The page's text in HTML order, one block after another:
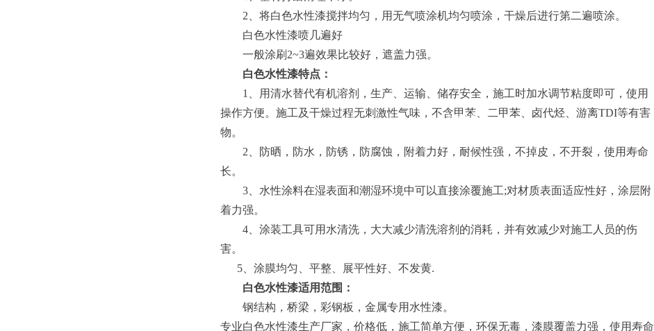
2、将白色水性漆搅拌均匀，用无气喷涂机均匀喷涂，干燥后进行第二遍喷涂。
白色水性漆喷几遍好
一般涂刷2~3遍效果比较好，遮盖力强。
白色水性漆特点：
1、用清水替代有机溶剂，生产、运输、储存安全，施工时加水调节粘度即可，使用
操作方便。施工及干燥过程无刺激性气味，不含甲苯、二甲苯、卤代烃、游离TDI等有害
物。
2、防晒，防水，防锈，防腐蚀，附着力好，耐候性强，不掉皮，不开裂，使用寿命
长。
3、水性涂料在湿表面和潮湿环境中可以直接涂覆施工;对材质表面适应性好，涂层附
着力强。
4、涂装工具可用水清洗，大大减少清洗溶剂的消耗，并有效减少对施工人员的伤
害。
5、涂膜均匀、平整、展平性好、不发黄.
白色水性漆适用范围：
钢结构，桥梁，彩钢板，金属专用水性漆。
专业白色水性漆生产厂家，价格低，施工简单方便，环保无毒，漆膜覆盖力强，使用寿命
热门产品